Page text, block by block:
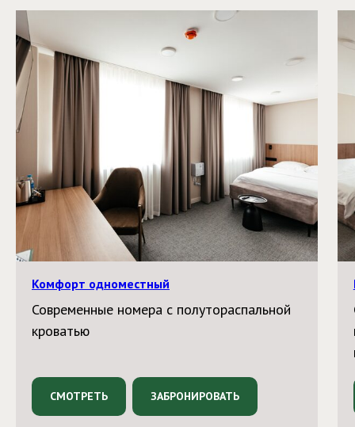
Комфорт одноместный
Современные номера с полутораспальной
кроватью
СМОТРЕТЬ ЗАБРОНИРОВАТЬ